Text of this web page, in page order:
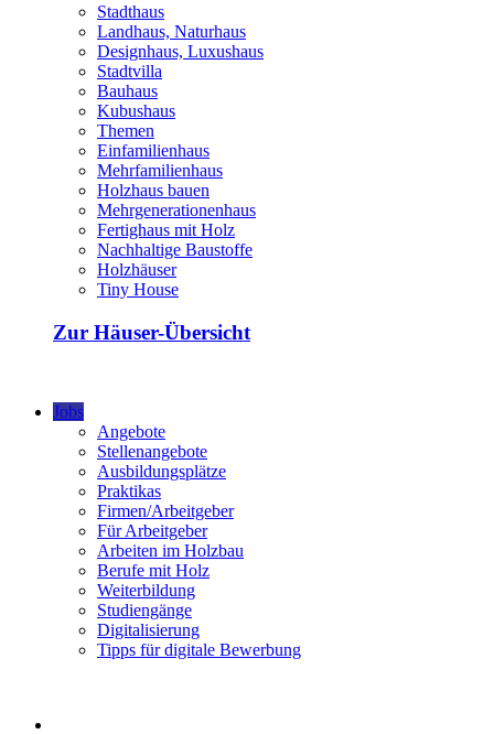
Stadthaus
Landhaus, Naturhaus
Designhaus, Luxushaus
Stadtvilla
Bauhaus
Kubushaus
Themen
Einfamilienhaus
Mehrfamilienhaus
Holzhaus bauen
Mehrgenerationenhaus
Fertighaus mit Holz
Nachhaltige Baustoffe
Holzhäuser
Tiny House
Zur Häuser-Übersicht
Jobs
Angebote
Stellenangebote
Ausbildungsplätze
Praktikas
Firmen/Arbeitgeber
Für Arbeitgeber
Arbeiten im Holzbau
Berufe mit Holz
Weiterbildung
Studiengänge
Digitalisierung
Tipps für digitale Bewerbung